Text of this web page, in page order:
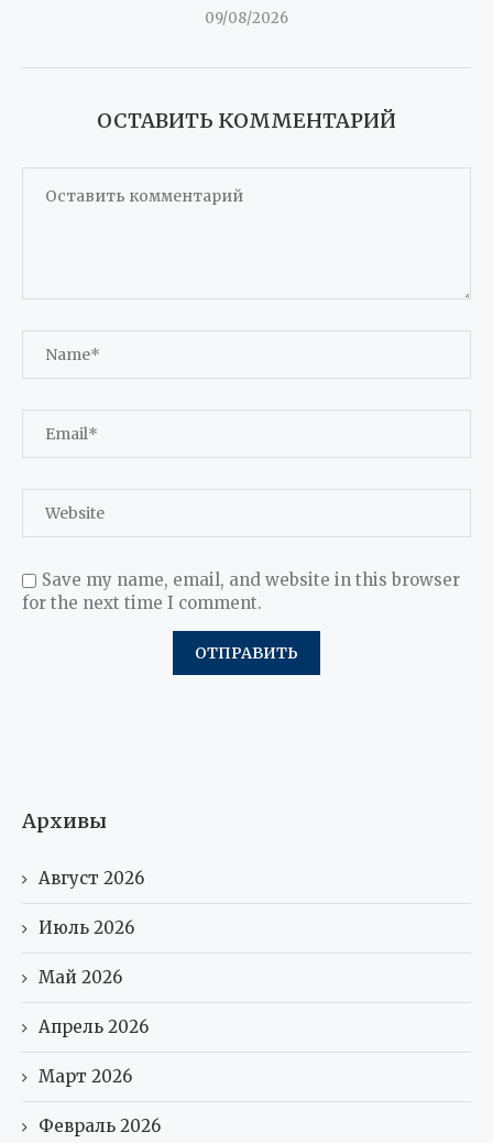
09/08/2026
ОСТАВИТЬ КОММЕНТАРИЙ
Save my name, email, and website in this browser
for the next time I comment.
Архивы
Август 2026
Июль 2026
Май 2026
Апрель 2026
Март 2026
Февраль 2026